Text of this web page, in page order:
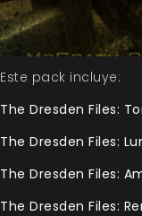
Este pack incluye:
The Dresden Files:
The Dresden Files:
The Dresden Files:
The Dresden Files: